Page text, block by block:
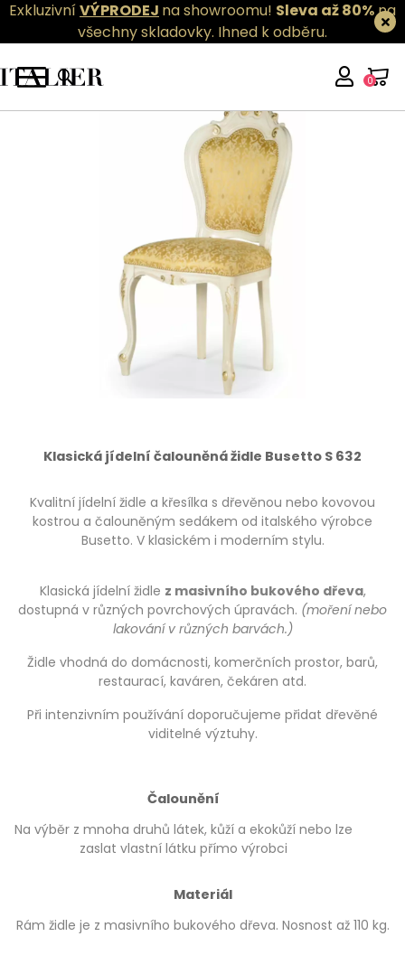
ExkluzivníVÝPRODEJ na showroomu! Sleva až 80%na
všechny skladovky. Ihned k odběru.
0
Klasická jídelní čalouněná židle Busetto S 632
Kvalitní jídelní židle a křesílka s dřevěnou nebo kovovou
kostrou a čalouněným sedákem od italského výrobce
Busetto. V klasickém i moderním stylu.
Klasická jídelní židle z masivního bukového dřeva,
dostupná v různých povrchových úpravách. (moření nebo
lakování v různých barvách.)
Židle vhodná do domácnosti, komerčních prostor, barů,
restaurací, kaváren, čekáren atd.
Při intenzivním používání doporučujeme přidat dřevěné
viditelné výztuhy.
Čalounění
Na výběr z mnoha druhů látek, kůží a ekokůží nebo lze
zaslat vlastní látku přímo výrobci
Materiál
Rám židle je z masivního bukového dřeva. Nosnost až 110 kg.